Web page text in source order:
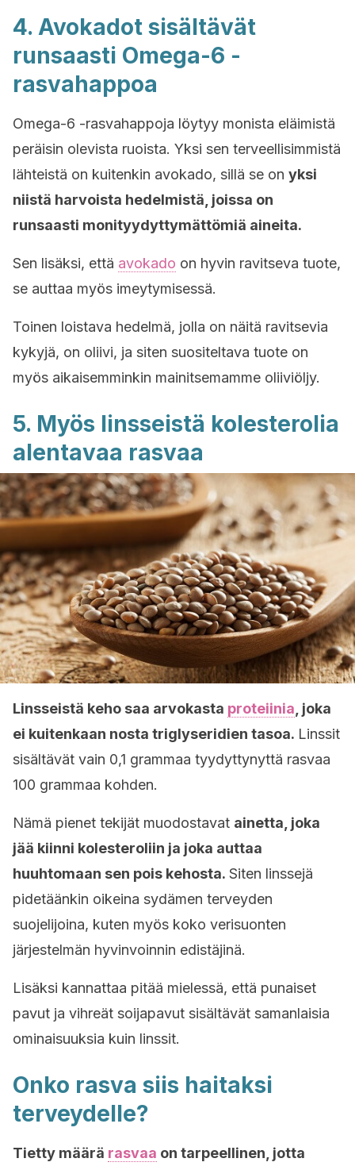
4. Avokadot sisältävät
runsaasti Omega-6 -
rasvahappoa
Omega-6 -rasvahappoja löytyy monista eläimistä
peräisin olevista ruoista. Yksi sen terveellisimmistä
lähteistä on kuitenkin avokado, sillä se on yksi
niistä harvoista hedelmistä, joissa on
runsaasti monityydyttymättömiä aineita.
Sen lisäksi, että avokado on hyvin ravitseva tuote,
se auttaa myös imeytymisessä.
Toinen loistava hedelmä, jolla on näitä ravitsevia
kykyjä, on oliivi, ja siten suositeltava tuote on
myös aikaisemminkin mainitsemamme oliiviöljy.
5. Myös linsseistä kolesterolia
alentavaa rasvaa
Linsseistä keho saa arvokasta proteiinia , joka
ei kuitenkaan nosta triglyseridien tasoa. Linssit
sisältävät vain 0,1 grammaa tyydyttynyttä rasvaa
100 grammaa kohden.
Nämä pienet tekijät muodostavat ainetta, joka
jää kiinni kolesteroliin ja joka auttaa
huuhtomaan sen pois kehosta. Siten linssejä
pidetäänkin oikeina sydämen terveyden
suojelijoina, kuten myös koko verisuonten
järjestelmän hyvinvoinnin edistäjinä.
Lisäksi kannattaa pitää mielessä, että punaiset
pavut ja vihreät soijapavut sisältävät samanlaisia
ominaisuuksia kuin linssit.
Onko rasva siis haitaksi
terveydelle?
Tietty määrä rasvaa on tarpeellinen, jotta